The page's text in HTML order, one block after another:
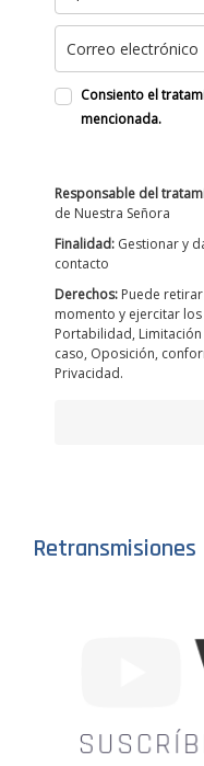
Consiento el
mencionada.
Responsable del
de Nuestra Señora
Finalidad: Gestionar y
contacto
Derechos: Puede
momento y ejercitar
Portabilidad,
caso, Oposición,
Privacidad.
Retransmisiones